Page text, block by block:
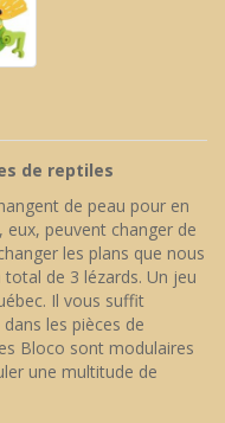
de reptiles
de peau pour en
peuvent changer de
les plans que nous
de 3 lézards. Un jeu
Il vous suffit
les pièces de
Bloco sont modulaires
une multitude de